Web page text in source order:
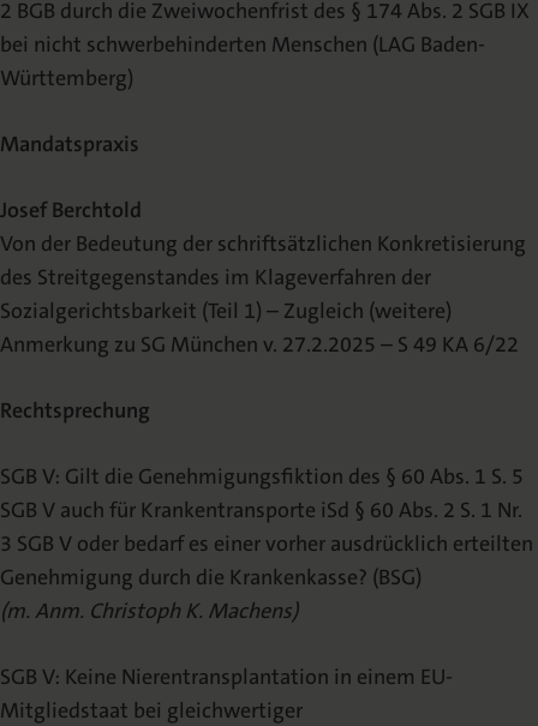
2 BGB durch die Zweiwochenfrist des § 174 Abs. 2 SGB IX
bei nicht schwerbehinderten Menschen (LAG Baden-
Württemberg)
Mandatspraxis
Josef Berchtold
Von der Bedeutung der schriftsätzlichen Konkretisierung
des Streitgegenstandes im Klageverfahren der
Sozialgerichtsbarkeit (Teil 1) – Zugleich (weitere)
Anmerkung zu SG München v. 27.2.2025 – S 49 KA 6/22
Rechtsprechung
SGB V: Gilt die Genehmigungsfiktion des § 60 Abs. 1 S. 5
SGB V auch für Krankentransporte iSd § 60 Abs. 2 S. 1 Nr.
3 SGB V oder bedarf es einer vorher ausdrücklich erteilten
Genehmigung durch die Krankenkasse? (BSG)
(m. Anm. Christoph K. Machens)
SGB V: Keine Nierentransplantation in einem EU-
Mitgliedstaat bei gleichwertiger